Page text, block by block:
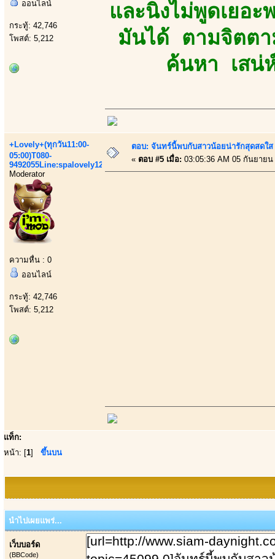
ออนไลน์
กระทู้: 42,746
โพสต์: 5,212
และนิ่งไม่พูดเยอ
มันได้ ตามจิตตา
ค้นหา เสน่
+Lovely+(ทุกวัน11:00-
05:00)T080-
9492055Line:spalovely123
Moderator
ความหื่น : 0
ออนไลน์
กระทู้: 42,746
โพสต์: 5,212
ตอบ: จันทร์นี้พบกับสาวน้อยน่ารักสุดสดใส
« ตอบ #5 เมื่อ: 03:05:36 AM 05 กันยายน
แท็ก:
หน้า: [1] ขึ้นบน
นำไปเผยแพร่...
เว็บบอร์ด
(BBCode)